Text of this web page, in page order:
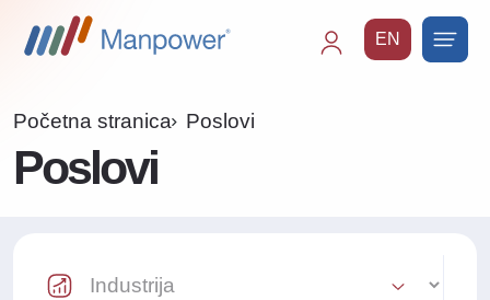
EN
Početna stranica Poslovi
Poslovi
Industry Select